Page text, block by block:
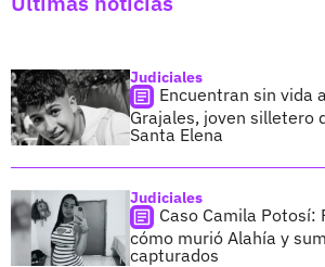
Judiciales
Encuentran sin vida
Grajales, joven silletero
Santa Elena
Judiciales
Caso Camila Potosí:
cómo murió Alahía y
capturados